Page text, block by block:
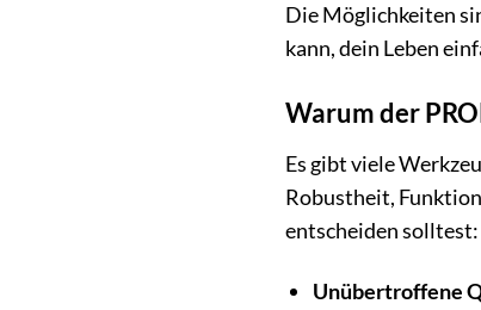
Die Möglichkeiten
kann, dein Leben
Warum der
Es gibt viele
Robustheit,
entscheiden solltest:
Unübertroffene